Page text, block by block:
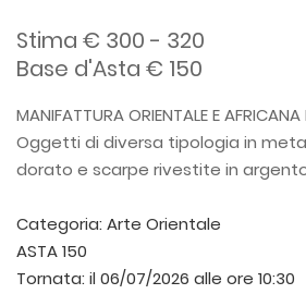
Stima € 300 - 320
Base d'Asta € 150
MANIFATTURA ORIENTALE E
Oggetti di diversa tipologia in
dorato e scarpe rivestite in
Categoria: Arte Orientale
ASTA 150
Tornata: il 06/07/2026 alle ore 10:30